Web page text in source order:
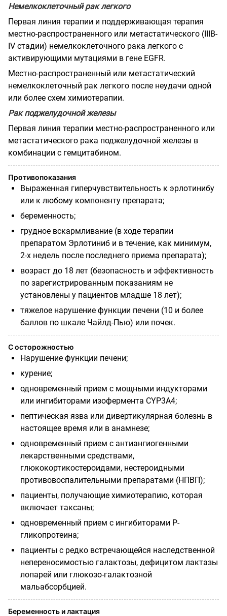
Немелкоклеточный рак легкого
Первая линия терапии и поддерживающая терапия
местно-распространенного или метастатического (IIIB-
IV стадии) немелкоклеточного рака легкого с
активирующими мутациями в гене EGFR.
Местно-распространенный или метастатический
немелкоклеточный рак легкого после неудачи одной
или более схем химиотерапии.
Рак поджелудочной железы
Первая линия терапии местно-распространенного или
метастатического рака поджелудочной железы в
комбинации с гемцитабином.
Противопоказания
Выраженная гиперчувствительность к эрлотинибу
или к любому компоненту препарата;
беременность;
грудное вскармливание (в ходе терапии
препаратом Эрлотиниб и в течение, как минимум,
2-х недель после последнего приема препарата);
возраст до 18 лет (безопасность и эффективность
по зарегистрированным показаниям не
установлены у пациентов младше 18 лет);
тяжелое нарушение функции печени (10 и более
баллов по шкале Чайлд-Пью) или почек.
С осторожностью
Нарушение функции печени;
курение;
одновременный прием с мощными индукторами
или ингибиторами изофермента CYP3A4;
пептическая язва или дивертикулярная болезнь в
настоящее время или в анамнезе;
одновременный прием с антиангиогенными
лекарственными средствами,
глюкокортикостероидами, нестероидными
противовоспалительными препаратами (НПВП);
пациенты, получающие химиотерапию, которая
включает таксаны;
одновременный прием с ингибиторами Р-
гликопротеина;
пациенты с редко встречающейся наследственной
непереносимостью галактозы, дефицитом лактазы
лопарей или глюкозо-галактозной
мальабсорбцией.
Беременность и лактация